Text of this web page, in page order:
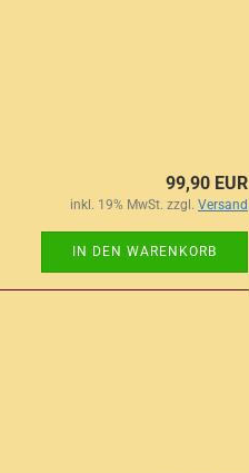
99,90 EUR
inkl. 19% MwSt. zzgl. Versand
IN DEN WARENKORB